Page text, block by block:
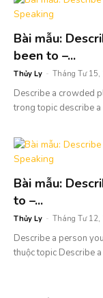
Bài mẫu:
been to –...
Thủy Ly - Tháng Tư 15,
Describe a crowded
trong topic describe a
Bài mẫu:
to –...
Thủy Ly - Tháng Tư 12,
Describe a person
thuộc topic Describe